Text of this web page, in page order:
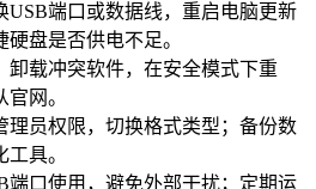
USB端口或数据线，重启电脑更新
盘是否供电不足。
卸载冲突软件，在安全模式下重
网。
理员权限，切换格式类型；备份数
具。
端口使用，避免外部干扰；定期运